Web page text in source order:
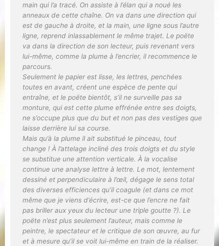
main qui l’a tracé. On assiste à l’élan qui a noué les
anneaux de cette chaîne. On va dans une direction qui
est de gauche à droite, et la main, une ligne sous l’autre
ligne, reprend inlassablement le même trajet. Le poëte
va dans la direction de son lecteur, puis revenant vers
lui-même, comme la plume à l’encrier, il recommence le
parcours.
Seulement le papier est lisse, les lettres, penchées
toutes en avant, créent une espèce de pente qui
entraîne, et le poëte bientôt, s’il ne surveille pas sa
monture, qui est cette plume effrénée entre ses doigts,
ne s’occupe plus que du but et non pas des vestiges que
laisse derrière lui sa course.
Mais qu’à la plume il ait substitué le pinceau, tout
change ! À l’attelage incliné des trois doigts et du style
se substitue une attention verticale. À la vocalise
continue une analyse lettre à lettre. Le mot, lentement
dessiné et perpendiculaire à l’œil, dégage le sens total
des diverses efficiences qu’il coagule (et dans ce mot
même que je viens d’écrire, est-ce que l’encre ne fait
pas briller aux yeux du lecteur une triple goutte ?). Le
poëte n’est plus seulement l’auteur, mais comme le
peintre, le spectateur et le critique de son œuvre, au fur
et à mesure qu’il se voit lui-même en train de la réaliser.